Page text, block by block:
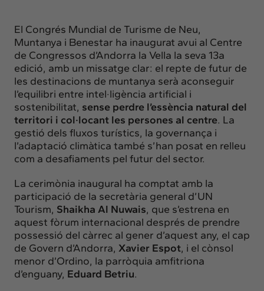
El Congrés Mundial de Turisme de Neu,
Muntanya i Benestar ha inaugurat avui al Centre
de Congressos d’Andorra la Vella la seva 13a
edició, amb un missatge clar: el repte de futur de
les destinacions de muntanya serà aconseguir
l’equilibri entre intel·ligència artificial i
sostenibilitat, sense perdre l’essència natural del
territori i col·locant les persones al centre. La
gestió dels fluxos turístics, la governança i
l’adaptació climàtica també s’han posat en relleu
com a desafiaments pel futur del sector.
La cerimònia inaugural ha comptat amb la
participació de la secretària general d’UN
Tourism, Shaikha Al Nuwais, que s’estrena en
aquest fòrum internacional després de prendre
possessió del càrrec al gener d’aquest any, el cap
de Govern d’Andorra, Xavier Espot, i el cònsol
menor d’Ordino, la parròquia amfitriona
d’enguany, Eduard Betriu.